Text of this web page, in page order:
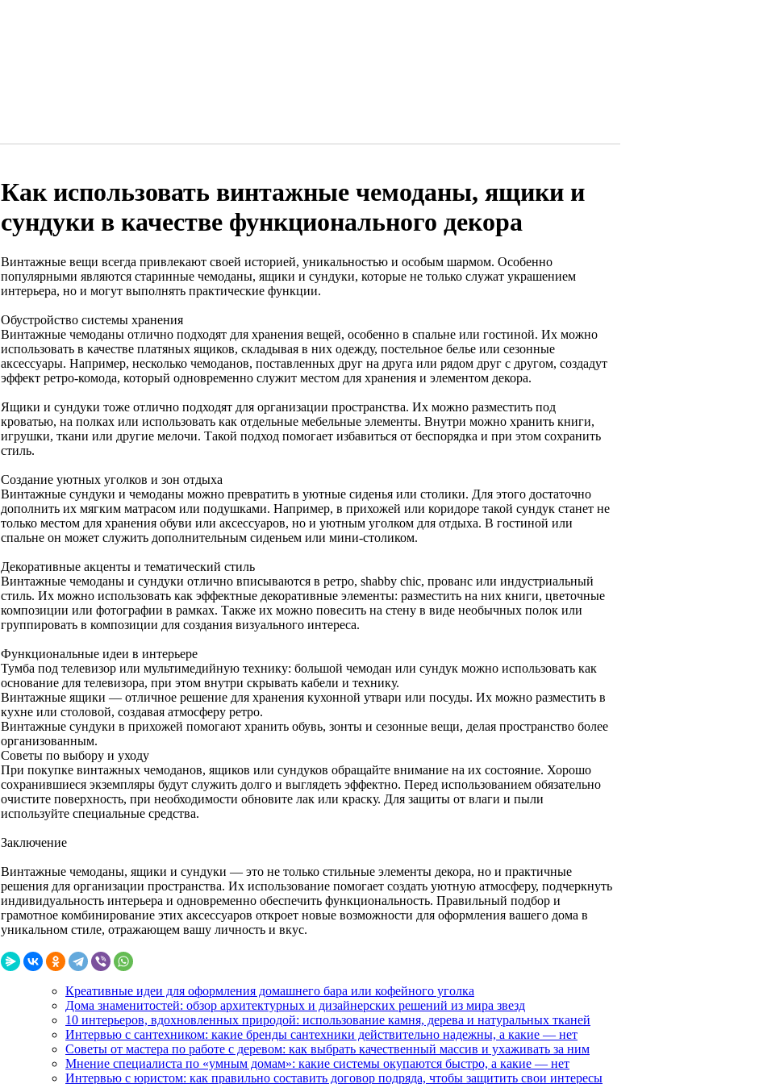
Как использовать винтажные чемоданы, ящики и
сундуки в качестве функционального декора
Винтажные вещи всегда привлекают своей историей, уникальностью и особым шармом. Особенно
популярными являются старинные чемоданы, ящики и сундуки, которые не только служат украшением
интерьера, но и могут выполнять практические функции.
Обустройство системы хранения
Винтажные чемоданы отлично подходят для хранения вещей, особенно в спальне или гостиной. Их можно
использовать в качестве платяных ящиков, складывая в них одежду, постельное белье или сезонные
аксессуары. Например, несколько чемоданов, поставленных друг на друга или рядом друг с другом, создадут
эффект ретро-комода, который одновременно служит местом для хранения и элементом декора.
Ящики и сундуки тоже отлично подходят для организации пространства. Их можно разместить под
кроватью, на полках или использовать как отдельные мебельные элементы. Внутри можно хранить книги,
игрушки, ткани или другие мелочи. Такой подход помогает избавиться от беспорядка и при этом сохранить
стиль.
Создание уютных уголков и зон отдыха
Винтажные сундуки и чемоданы можно превратить в уютные сиденья или столики. Для этого достаточно
дополнить их мягким матрасом или подушками. Например, в прихожей или коридоре такой сундук станет не
только местом для хранения обуви или аксессуаров, но и уютным уголком для отдыха. В гостиной или
спальне он может служить дополнительным сиденьем или мини-столиком.
Декоративные акценты и тематический стиль
Винтажные чемоданы и сундуки отлично вписываются в ретро, shabby chic, прованс или индустриальный
стиль. Их можно использовать как эффектные декоративные элементы: разместить на них книги, цветочные
композиции или фотографии в рамках. Также их можно повесить на стену в виде необычных полок или
группировать в композиции для создания визуального интереса.
Функциональные идеи в интерьере
Тумба под телевизор или мультимедийную технику: большой чемодан или сундук можно использовать как
основание для телевизора, при этом внутри скрывать кабели и технику.
Винтажные ящики — отличное решение для хранения кухонной утвари или посуды. Их можно разместить в
кухне или столовой, создавая атмосферу ретро.
Винтажные сундуки в прихожей помогают хранить обувь, зонты и сезонные вещи, делая пространство более
организованным.
Советы по выбору и уходу
При покупке винтажных чемоданов, ящиков или сундуков обращайте внимание на их состояние. Хорошо
сохранившиеся экземпляры будут служить долго и выглядеть эффектно. Перед использованием обязательно
очистите поверхность, при необходимости обновите лак или краску. Для защиты от влаги и пыли
используйте специальные средства.
Заключение
Винтажные чемоданы, ящики и сундуки — это не только стильные элементы декора, но и практичные
решения для организации пространства. Их использование помогает создать уютную атмосферу, подчеркнуть
индивидуальность интерьера и одновременно обеспечить функциональность. Правильный подбор и
грамотное комбинирование этих аксессуаров откроет новые возможности для оформления вашего дома в
уникальном стиле, отражающем вашу личность и вкус.
Креативные идеи для оформления домашнего бара или кофейного уголка
Дома знаменитостей: обзор архитектурных и дизайнерских решений из мира звезд
10 интерьеров, вдохновленных природой: использование камня, дерева и натуральных тканей
Интервью с сантехником: какие бренды сантехники действительно надежны, а какие — нет
Советы от мастера по работе с деревом: как выбрать качественный массив и ухаживать за ним
Мнение специалиста по «умным домам»: какие системы окупаются быстро, а какие — нет
Интервью с юристом: как правильно составить договор подряда, чтобы защитить свои интересы